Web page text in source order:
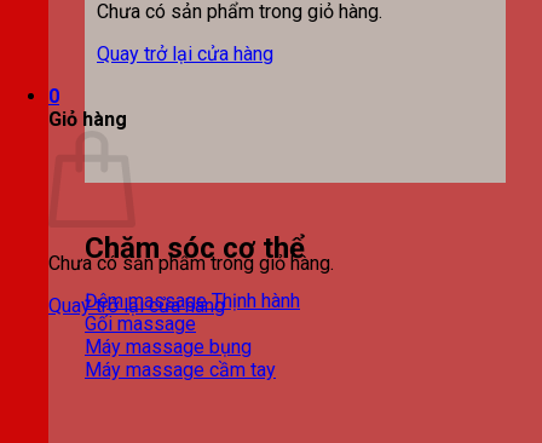
Chưa có sản phẩm trong giỏ hàng.
Quay trở lại cửa hàng
0
Giỏ hàng
Chưa có sản phẩm trong giỏ hàng.
Quay trở lại cửa hàng
Chăm sóc cơ thể
Đệm massage
Gối massage
Máy massage bụng
Máy massage cầm tay